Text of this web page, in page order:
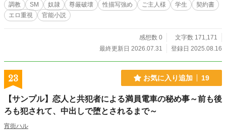
調教 SM 奴隷 尊厳破壊 性描写強め ご主人様 学生
契約書
エロ重視
官能小説
感想数 0
文字数 171,171
最終更新日 2026.07.31
登録日 2025.08.16
23 お気に入り追加 19
【サンプル】恋人と共犯者による満員電車の秘め事～前も後
ろも犯されて、中出しで堕とされるまで～
宵街ハル